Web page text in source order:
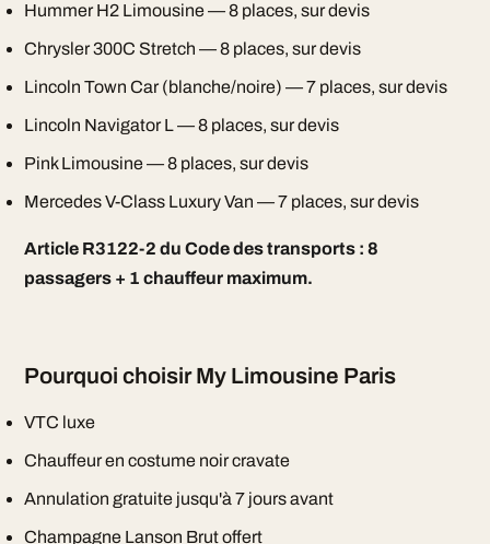
Hummer H2 Limousine — 8 places, sur devis
Chrysler 300C Stretch — 8 places, sur devis
Lincoln Town Car (blanche/noire) — 7 places, sur devis
Lincoln Navigator L — 8 places, sur devis
Pink Limousine — 8 places, sur devis
Mercedes V-Class Luxury Van — 7 places, sur devis
Article R3122-2 du Code des transports : 8
passagers + 1 chauffeur maximum.
Pourquoi choisir My Limousine Paris
VTC luxe
Chauffeur en costume noir cravate
Annulation gratuite jusqu'à 7 jours avant
Champagne Lanson Brut offert